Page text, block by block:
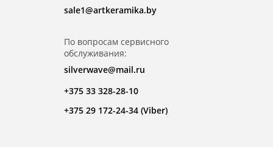
sale1@artkeramika.by
По вопросам сервисного
обслуживания:
silverwave@mail.ru
+375 33 328-28-10
+375 29 172-24-34 (Viber)